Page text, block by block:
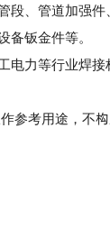
、管道加强件
钣金件等。
力等行业焊接
参考用途，不